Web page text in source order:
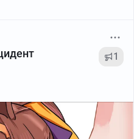
1